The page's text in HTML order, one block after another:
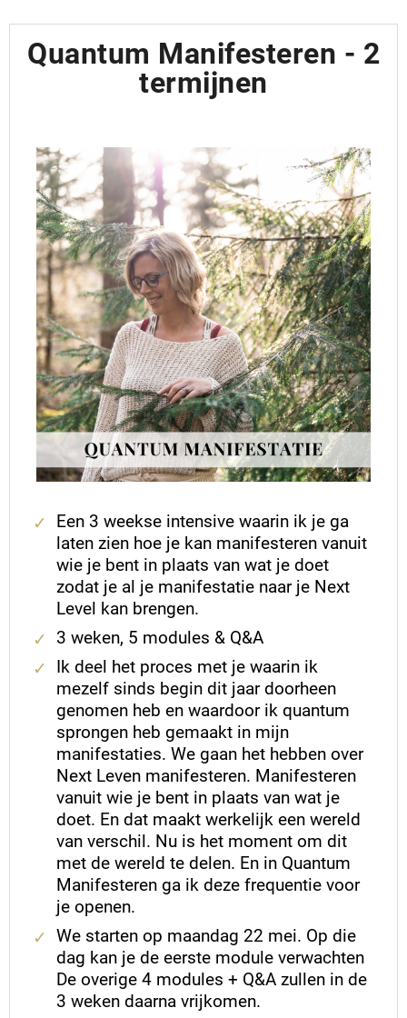
Quantum Manifesteren - 2
termijnen
Een 3 weekse intensive waarin ik je ga
laten zien hoe je kan manifesteren vanuit
wie je bent in plaats van wat je doet
zodat je al je manifestatie naar je Next
Level kan brengen.
3 weken, 5 modules & Q&A
Ik deel het proces met je waarin ik
mezelf sinds begin dit jaar doorheen
genomen heb en waardoor ik quantum
sprongen heb gemaakt in mijn
manifestaties. We gaan het hebben over
Next Leven manifesteren. Manifesteren
vanuit wie je bent in plaats van wat je
doet. En dat maakt werkelijk een wereld
van verschil. Nu is het moment om dit
met de wereld te delen. En in Quantum
Manifesteren ga ik deze frequentie voor
je openen.
We starten op maandag 22 mei. Op die
dag kan je de eerste module verwachten
De overige 4 modules + Q&A zullen in de
3 weken daarna vrijkomen.